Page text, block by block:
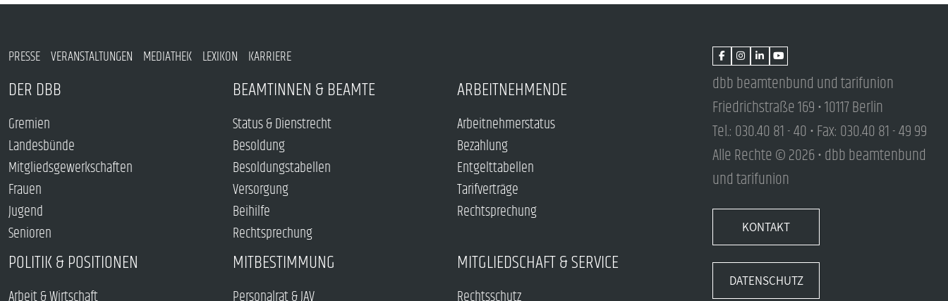
PRESSE VERANSTALTUNGEN MEDIATHEK LEXIKON KARRIERE
DER DBB
Gremien
Landesbünde
Mitgliedsgewerkschaften
Frauen
Jugend
Senioren
BEAMTINNEN & BEAMTE
Status & Dienstrecht
Besoldung
Besoldungstabellen
Versorgung
Beihilfe
Rechtsprechung
ARBEITNEHMENDE
Arbeitnehmerstatus
Bezahlung
Entgelttabellen
Tarifverträge
Rechtsprechung
POLITIK & POSITIONEN MITBESTIMMUNG MITGLIEDSCHAFT & SERVICE
dbb beamtenbund und tarifunion
Friedrichstraße 169 • 10117 Berlin
Tel.: 030.40 81 - 40 • Fax: 030.40 81 - 49 99
Alle Rechte © 2026 • dbb beamtenbund
und tarifunion
KONTAKT
DATENSCHUTZ